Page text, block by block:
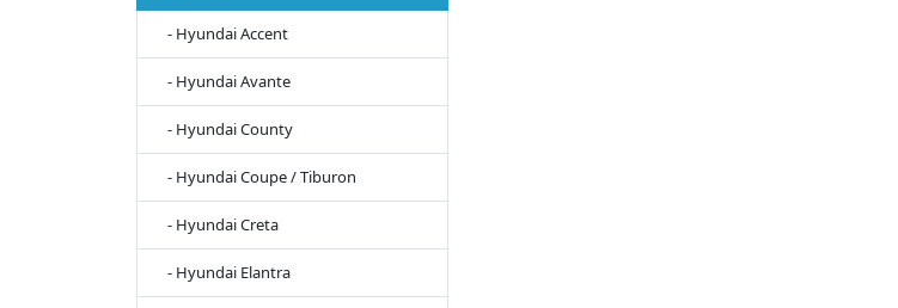
- Hyundai Accent
- Hyundai Avante
- Hyundai County
- Hyundai Coupe / Tiburon
- Hyundai Creta
- Hyundai Elantra